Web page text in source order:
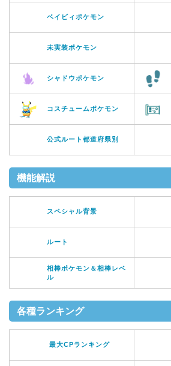
ベイビィポケモン
未実装ポケモン
シャドウポケモン
コスチュームポケモン
公式ルート都道府県別
機能解説
スペシャル背景
ルート
相棒ポケモン＆相棒レベ
ル
各種ランキング
最大CPランキング